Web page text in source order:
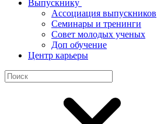
Выпускнику
Ассоциация выпускников
Семинары и тренинги
Совет молодых ученых
Доп обучение
Центр карьеры